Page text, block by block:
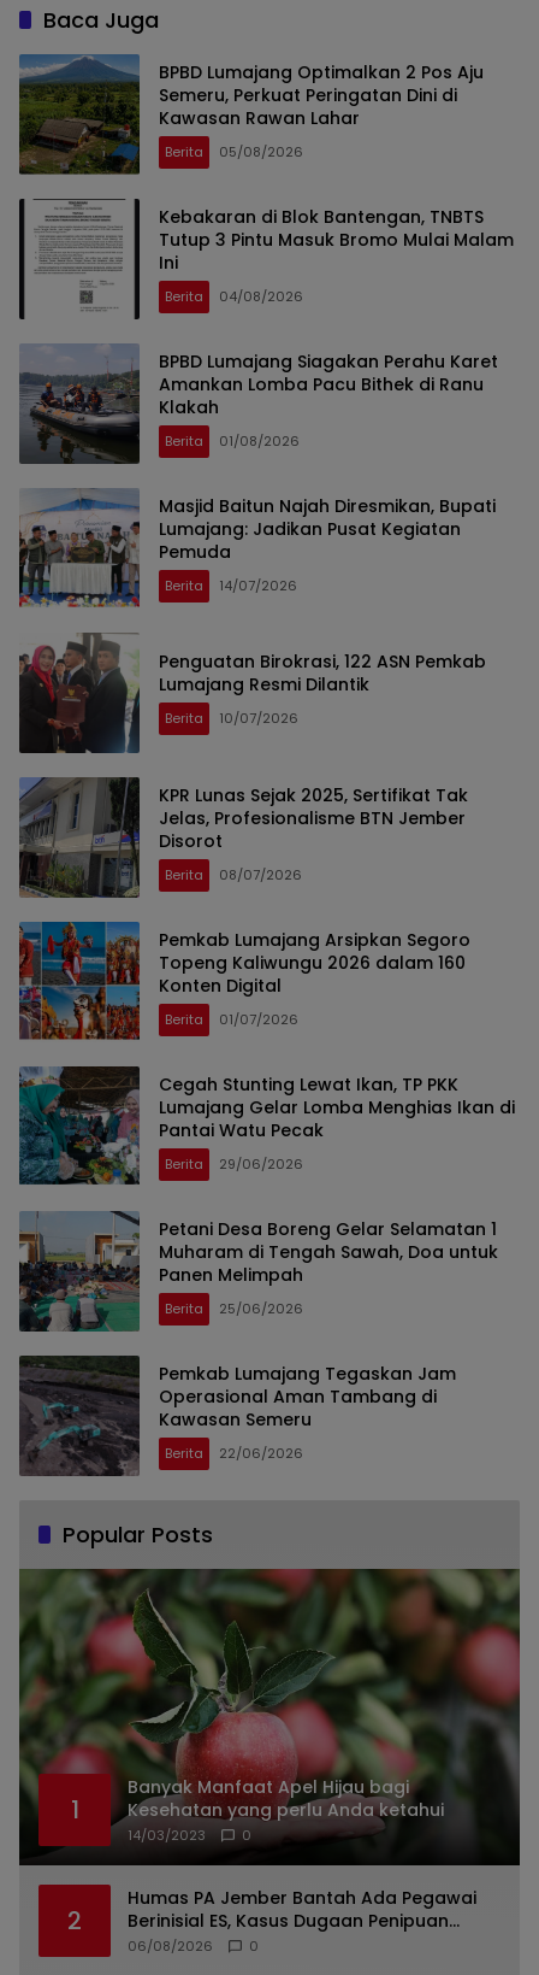
Baca Juga
BPBD Lumajang Optimalkan 2 Pos Aju
Semeru, Perkuat Peringatan Dini di
Kawasan Rawan Lahar
Berita 05/08/2026
Kebakaran di Blok Bantengan, TNBTS
Tutup 3 Pintu Masuk Bromo Mulai Malam
Ini
Berita 04/08/2026
BPBD Lumajang Siagakan Perahu Karet
Amankan Lomba Pacu Bithek di Ranu
Klakah
Berita 01/08/2026
Masjid Baitun Najah Diresmikan, Bupati
Lumajang: Jadikan Pusat Kegiatan
Pemuda
Berita 14/07/2026
Penguatan Birokrasi, 122 ASN Pemkab
Lumajang Resmi Dilantik
Berita 10/07/2026
KPR Lunas Sejak 2025, Sertifikat Tak
Jelas, Profesionalisme BTN Jember
Disorot
Berita 08/07/2026
Pemkab Lumajang Arsipkan Segoro
Topeng Kaliwungu 2026 dalam 160
Konten Digital
Berita 01/07/2026
Cegah Stunting Lewat Ikan, TP PKK
Lumajang Gelar Lomba Menghias Ikan di
Pantai Watu Pecak
Berita 29/06/2026
Petani Desa Boreng Gelar Selamatan 1
Muharam di Tengah Sawah, Doa untuk
Panen Melimpah
Berita 25/06/2026
Pemkab Lumajang Tegaskan Jam
Operasional Aman Tambang di
Kawasan Semeru
Berita 22/06/2026
Popular Posts
1
Banyak Manfaat Apel Hijau bagi
Kesehatan yang perlu Anda ketahui
14/03/2023 0
2
Humas PA Jember Bantah Ada Pegawai
Berinisial ES, Kasus Dugaan Penipuan
Mencuat
06/08/2026 0